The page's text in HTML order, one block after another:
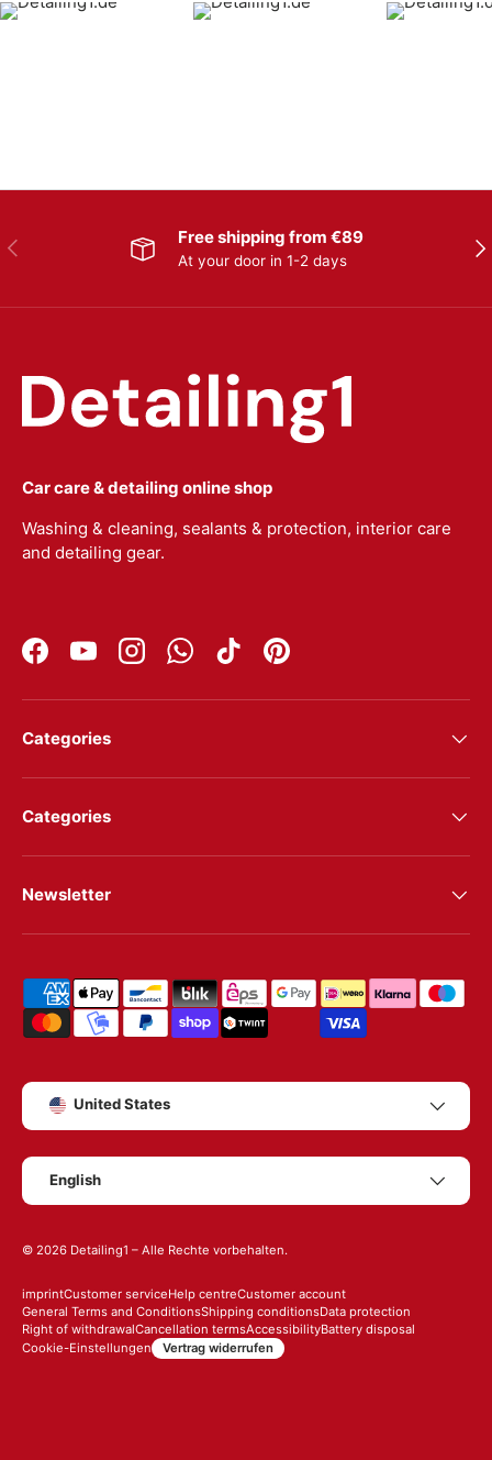
Previous Free shipping from €89
At your door in 1-2 days
Car care & detailing online shop
Washing & cleaning, sealants & protection, interior care
and detailing gear.
FacebookYouTubeInstagramWhatsAppTikTokPinterest
Categories
Categories
Newsletter
Shipping & payment methods
Country/Region
United States
Language
English
© 2026 Detailing1 – Alle Rechte vorbehalten.
imprintCustomer serviceHelp centreCustomer account
General Terms and ConditionsShipping conditionsData protection
Right of withdrawalCancellation termsAccessibilityBattery disposal
Cookie-Einstellungen
Vertrag widerrufen